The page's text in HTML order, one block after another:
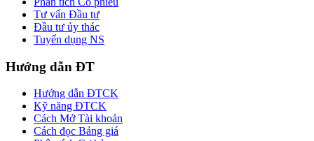
Tư vấn Đầu tư
Đầu tư ủy thác
Tuyển dụng NS
Hướng dẫn ĐT
Hướng dẫn ĐTCK
Kỹ năng ĐTCK
Cách Mở Tài khoản
Cách đọc Bảng giá